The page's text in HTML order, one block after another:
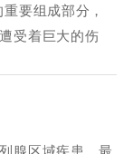
要组成部分，
受着巨大的伤
腺区域疾患。最